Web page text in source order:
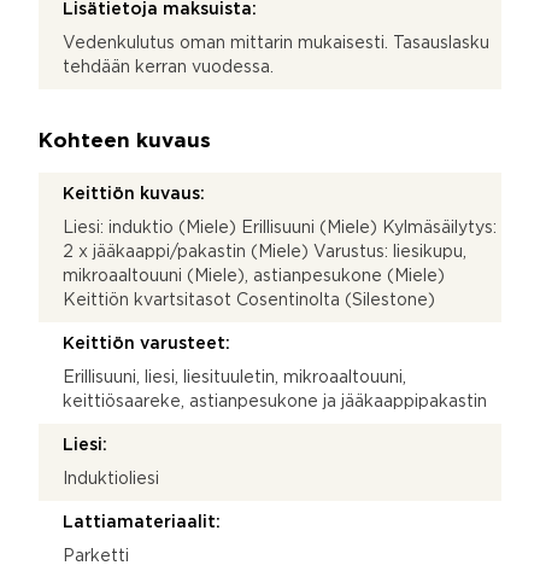
Lisätietoja maksuista:
Vedenkulutus oman mittarin mukaisesti. Tasauslasku
tehdään kerran vuodessa.
Kohteen kuvaus
Keittiön kuvaus:
Liesi: induktio (Miele) Erillisuuni (Miele) Kylmäsäilytys:
2 x jääkaappi/pakastin (Miele) Varustus: liesikupu,
mikroaaltouuni (Miele), astianpesukone (Miele)
Keittiön kvartsitasot Cosentinolta (Silestone)
Keittiön varusteet:
Erillisuuni, liesi, liesituuletin, mikroaaltouuni,
keittiösaareke, astianpesukone ja jääkaappipakastin
Liesi:
Induktioliesi
Lattiamateriaalit:
Parketti